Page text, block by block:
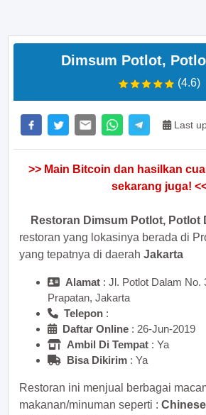
Dimsum Potlot,
(4.6)
Last
>> Main Bitcoin dan hasilkan
sekarang juga!
Restoran Dimsum Potlot, Potlot
restoran yang lokasinya berada di
yang tepatnya di daerah Jakarta
Alamat : Jl. Potlot Dalam No.
Prapatan, Jakarta
Telepon :
Daftar Online : 26-Jun-2019
Ambil Di Tempat : Ya
Bisa Dikirim : Ya
Restoran ini menjual berbagai
makanan/minuman seperti :